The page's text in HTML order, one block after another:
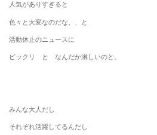
人気がありすぎると
色々と大変なのだな、、と
活動休止のニュースに
ビックリ と なんだか淋しいのと。
みんな大人だし
それぞれ活躍してるんだし